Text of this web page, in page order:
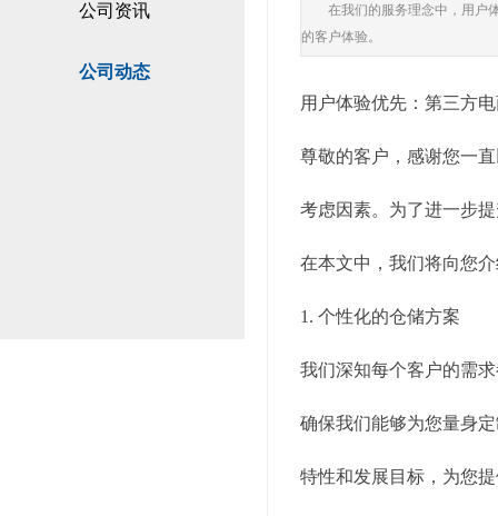
公司资讯
公司动态
在我们的服务理念中，用户
的客户体验。
用户体验优先：第三方
尊敬的客户，感谢您一
考虑因素。为了进一步
在本文中，我们将向您
1. 个性化的仓储方案
我们深知每个客户的需
确保我们能够为您量身
特性和发展目标，为您